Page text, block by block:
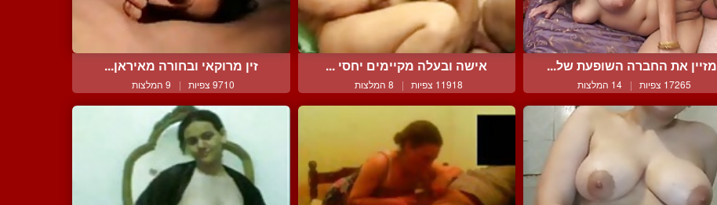
מזיין את החברה השופעת של...
17265 צפיות | 14 המלצות
אישה ובעלה מקיימים יחסי ...
11918 צפיות | 8 המלצות
זין מרוקאי ובחורה מאיראן...
9710 צפיות | 9 המלצות